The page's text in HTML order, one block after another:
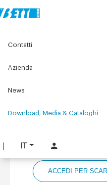
IT
Contatti
Azienda
News
Download, Media & Cataloghi
Home
Componenti per
ACCEDI PER